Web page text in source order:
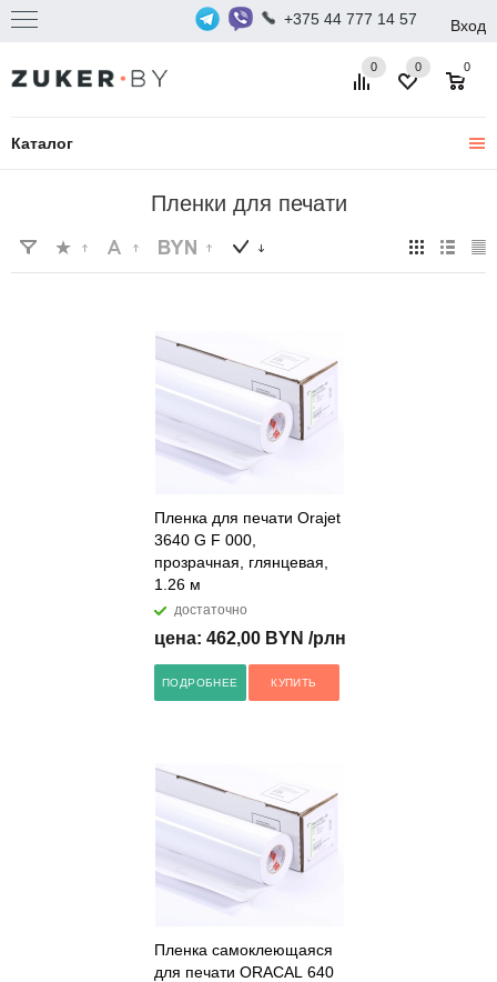
+375 44 777 14 57 Вход
Каталог
0 0
0
Пленки для печати
Пленка для печати Orajet
3640 G F 000,
прозрачная, глянцевая,
1.26 м
достаточно
цена: 462,00 BYN /рлн
ПОДРОБНЕЕ КУПИТЬ
Пленка самоклеющаяся
для печати ORACAL 640